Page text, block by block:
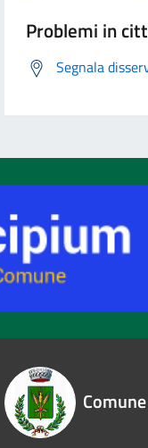
Problemi in
Segnala